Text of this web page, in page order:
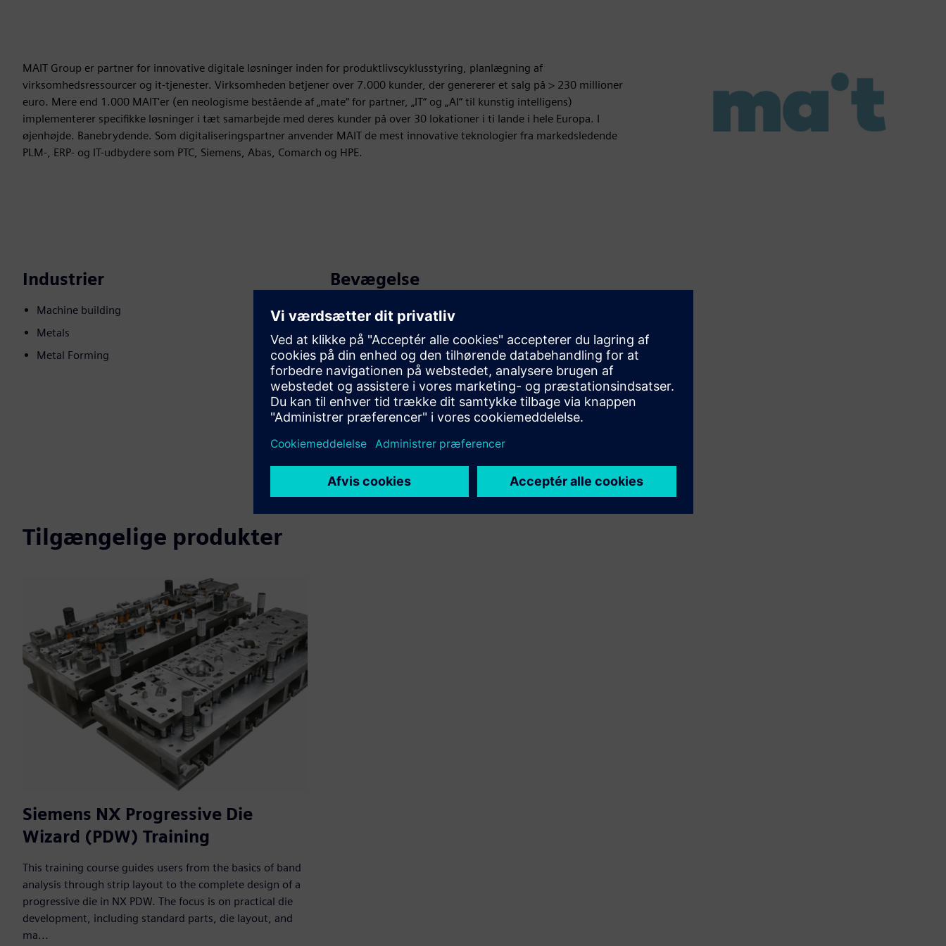
MAIT Group er partner for innovative digitale løsninger inden for produktlivscyklusstyring, planlægning af
virksomhedsressourcer og it-tjenester. Virksomheden betjener over 7.000 kunder, der genererer et salg på > 230 millioner
euro. Mere end 1.000 MAIT'er (en neologisme bestående af „mate“ for partner, „IT“ og „AI“ til kunstig intelligens)
implementerer specifikke løsninger i tæt samarbejde med deres kunder på over 30 lokationer i ti lande i hele Europa. I
øjenhøjde. Banebrydende. Som digitaliseringspartner anvender MAIT de mest innovative teknologier fra markedsledende
PLM-, ERP- og IT-udbydere som PTC, Siemens, Abas, Comarch og HPE.
Industrier
Machine building
Metals
Metal Forming
Bevægelse
Sell
Videresalg/samsalg af software og digitalt aktiveret
hardware på Siemens Xcelerator
Service
Leverer en service til et Siemens Xcelerator-produkt/en
Siemens Xcelerator-løsning, der hjælper kunden med at
implementere, integrere, betjene eller vedligeholde det
pågældende
Tilgængelige produkter
Siemens NX Progressive Die
Wizard (PDW) Training
This training course guides users from the basics of band
analysis through strip layout to the complete design of a
progressive die in NX PDW. The focus is on practical die
development, including standard parts, die layout, and
ma...